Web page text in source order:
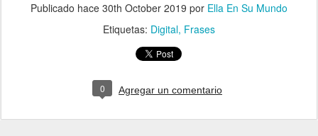
Publicado hace 30th October 2019 por Ella En Su Mundo
Etiquetas: Digital Frases
0 Agregar un comentario